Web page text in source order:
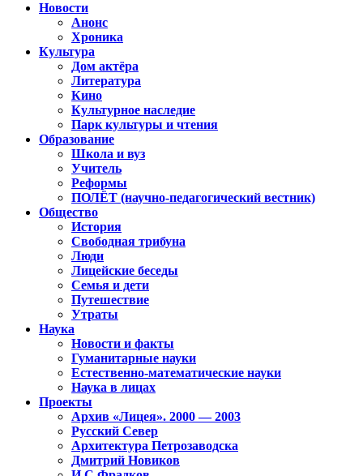
Новости
Анонс
Хроника
Культура
Дом актёра
Литература
Кино
Культурное наследие
Парк культуры и чтения
Образование
Школа и вуз
Учитель
Реформы
ПОЛЁТ (научно-педагогический вестник)
Общество
История
Свободная трибуна
Люди
Лицейские беседы
Семья и дети
Путешествие
Утраты
Наука
Новости и факты
Гуманитарные науки
Естественно-математические науки
Наука в лицах
Проекты
Архив «Лицея». 2000 — 2003
Русский Север
Архитектура Петрозаводска
Дмитрий Новиков